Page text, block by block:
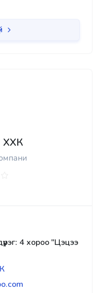
ХХК
4 хороо "Цэцээ